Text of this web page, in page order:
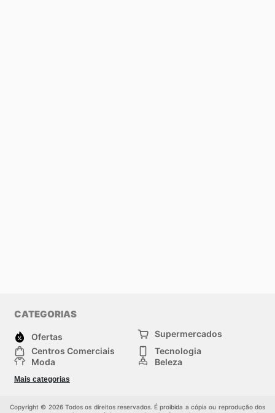
CATEGORIAS
Ofertas
Supermercados
Centros Comerciais
Tecnologia
Moda
Beleza
Construção e jardinagem
Mais categorias
Copyright © 2026 Todos os direitos reservados. É proibida a cópia ou reprodução dos